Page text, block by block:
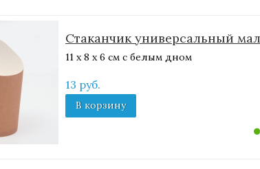
Стаканчик универсальный
11 х 8 х 6 см с белым дном
13 руб.
В корзину